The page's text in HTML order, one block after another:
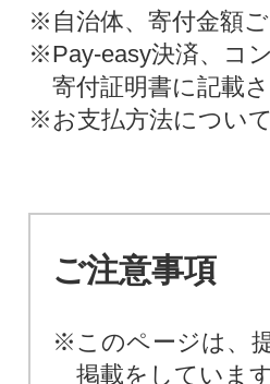
※自治体、寄付金額
※Pay-easy決済、コ
寄付証明書に記載
※お支払方法につい
ご注意事項
※このページは、
掲載をしています